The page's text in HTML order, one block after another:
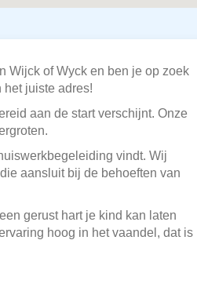
Wijck of Wyck en ben je op zoek
juiste adres!
aan de start verschijnt. Onze
vindt. Wij
aansluit bij de behoeften van
gerust hart je kind kan laten
hoog in het vaandel, dat is